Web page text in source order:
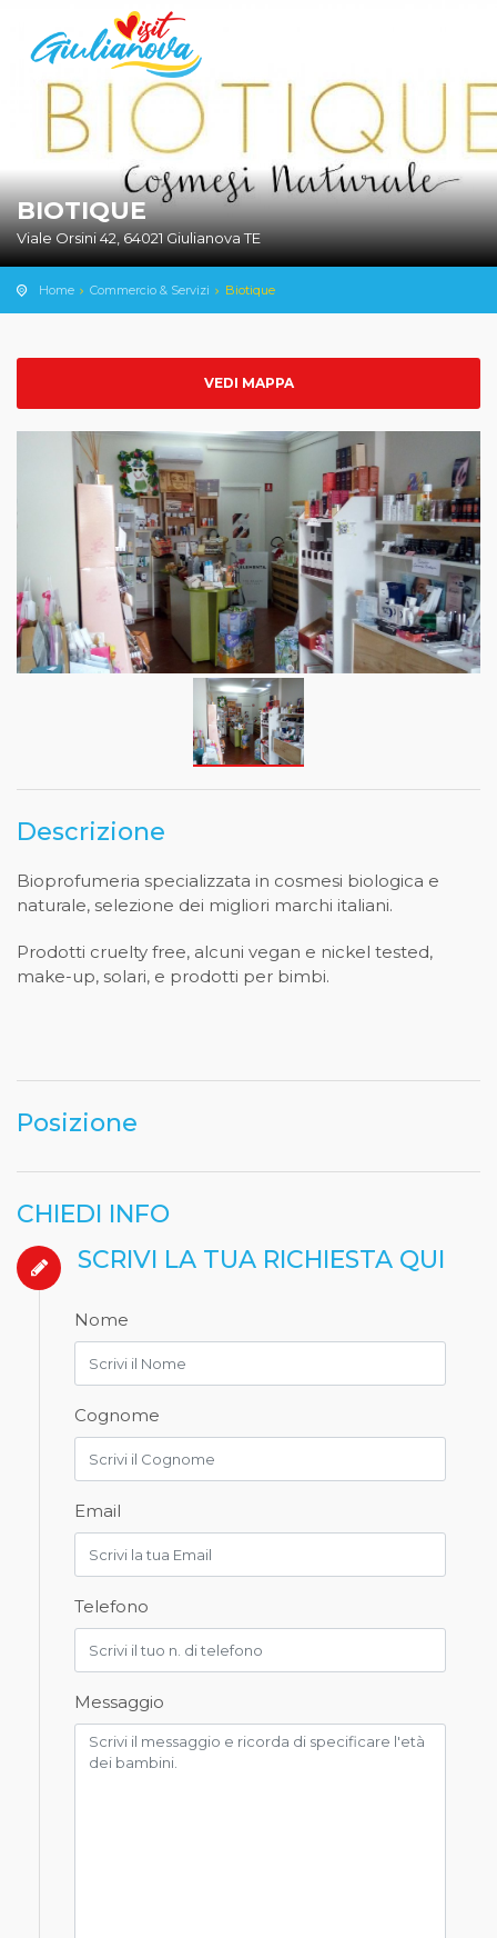
BIOTIQUE
Viale Orsini 42, 64021 Giulianova TE
Home Commercio & Servizi Biotique
VEDI MAPPA
Descrizione
Bioprofumeria specializzata in cosmesi biologica e
naturale, selezione dei migliori marchi italiani.
Prodotti cruelty free, alcuni vegan e nickel tested,
make-up, solari, e prodotti per bimbi.
Posizione
CHIEDI INFO
SCRIVI LA TUA RICHIESTA QUI
Nome
Cognome
Email
Telefono
Messaggio